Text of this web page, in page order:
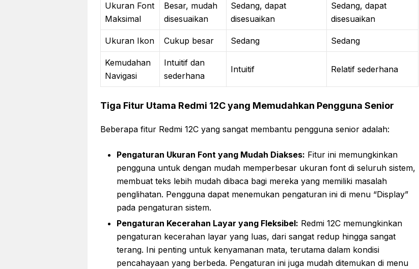
Ukuran Font
Maksimal
Besar, mudah
disesuaikan
Sedang, dapat
disesuaikan
Sedang, dapat
disesuaikan
Ukuran Ikon Cukup besar Sedang Sedang
Kemudahan
Navigasi
Intuitif dan
sederhana
Intuitif Relatif sederhana
Tiga Fitur Utama Redmi 12C yang Memudahkan Pengguna Senior
Beberapa fitur Redmi 12C yang sangat membantu pengguna senior adalah:
Pengaturan Ukuran Font yang Mudah Diakses: Fitur ini memungkinkan
pengguna untuk dengan mudah memperbesar ukuran font di seluruh sistem,
membuat teks lebih mudah dibaca bagi mereka yang memiliki masalah
penglihatan. Pengguna dapat menemukan pengaturan ini di menu “Display”
pada pengaturan sistem.
Pengaturan Kecerahan Layar yang Fleksibel: Redmi 12C memungkinkan
pengaturan kecerahan layar yang luas, dari sangat redup hingga sangat
terang. Ini penting untuk kenyamanan mata, terutama dalam kondisi
pencahayaan yang berbeda. Pengaturan ini juga mudah ditemukan di menu